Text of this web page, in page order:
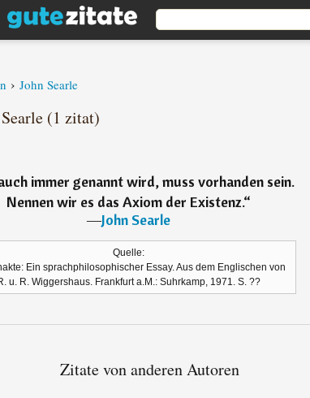
› John Searle
(1 zitat)
immer genannt wird, muss vorhanden sein.
Nennen wir es das Axiom der Existenz.“
―John Searle
Quelle:
Ein sprachphilosophischer Essay. Aus dem Englischen von
u. R. Wiggershaus. Frankfurt a.M.: Suhrkamp, 1971. S. ??
Zitate von anderen Autoren